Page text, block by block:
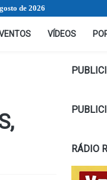
de 2026
VÍDEOS
RÁDIO